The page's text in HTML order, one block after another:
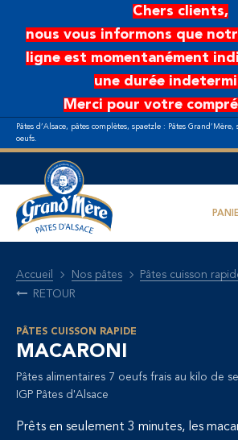
Aller au contenu principalChers clients,
nous vous informons que
ligne est momentanément
une durée
Merci pour votre
Pâtes d’Alsace, pâtes complètes, spaetzle : Pâtes
oeufs.
Accueil Nos pâtes Pâtes cuisson
RETOUR
PÂTES CUISSON RAPIDE
MACARONI
Pâtes alimentaires 7 oeufs frais au kilo de
IGP Pâtes d'Alsace
Prêts en seulement 3 minutes, les